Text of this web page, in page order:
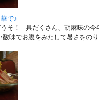
で♪
そ！ 具だくさん、胡麻味の今
味でお腹をみたして暑さをのり